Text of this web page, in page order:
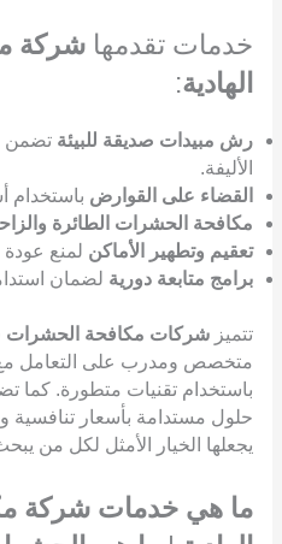
خدمات تقدمها شركة
الهادية:
رش مبيدات صديقة للبيئة تضمن
الأليفة.
القضاء على القوارض باستخدام
مكافحة الحشرات الطائرة
تعقيم وتطهير الأماكن لمنع
برامج متابعة دورية لضمان
تتميز شركات مكافحة الحشرات
متخصص ومدرب على التعامل مع
باستخدام تقنيات متطورة. كما
حلول مستدامة بأسعار تنافسية
يجعلها الخيار الأمثل لكل من
ما هي خدمات شركة